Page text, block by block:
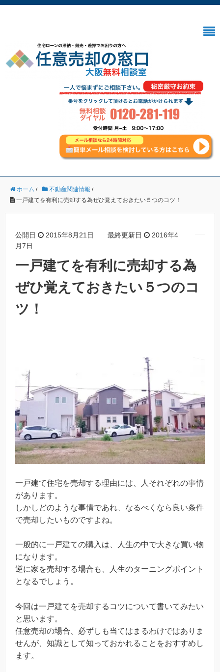
ホーム / 不動産関連情報 /
一戸建てを有利に売却する為ぜひ覚えておきたい５つのコツ！
公開日 2015年8月21日 最終更新日
2016年4
月7日
一戸建てを有利に売却する為
ぜひ覚えておきたい５つのコ
ツ！
一戸建て住宅を売却する理由には、人それぞれの事情
があります。
しかしどのような事情であれ、なるべくなら良い条件
で売却したいものですよね。
一般的に一戸建ての購入は、人生の中で大きな買い物
になります。
逆に家を売却する場合も、人生のターニングポイント
となるでしょう。
今回は一戸建てを売却するコツについて書いてみたい
と思います。
任意売却の場合、必ずしも当てはまるわけではありま
せんが、知識として知っておかれることをおすすめし
ます。